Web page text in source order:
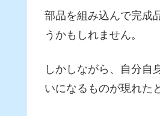
部品を組み込んで完成
うかもしれません。
しかしながら、自分自
いになるものが現れた